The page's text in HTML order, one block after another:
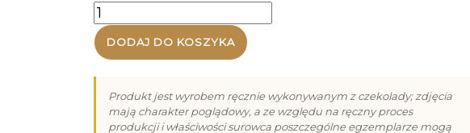
ilość
Kostki
z
mlecznej,
białej
deserowej
DODAJ DO KOSZYKA
Produkt jest wyrobem ręcznie wykonywanym z czekolady; zdjęcia
mają charakter poglądowy, a ze względu na ręczny proces
produkcji i właściwości surowca poszczególne egzemplarze mogą